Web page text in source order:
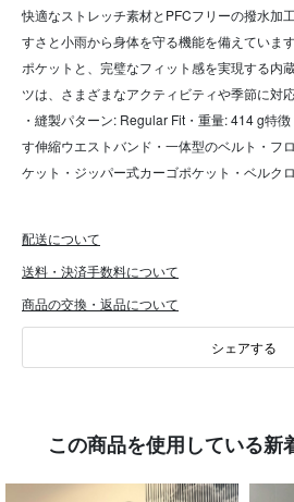
快適なストレッチ素材とPFCフリーの撥水加
すさと小雨から身体を守る機能を備えていま
ポケットと、完璧なフィット感を実現する内
ツは、さまざまなアクティビティや季節に対応
・縫製パターン: Regular Fit・重量: 414 g特
す伸縮ウエストバンド・一体型のベルト・フ
ケット・ジッパー式カーゴポケット・ベルク
配送について
送料・決済手数料について
商品の交換・返品について
シェアする
この商品を使用している新